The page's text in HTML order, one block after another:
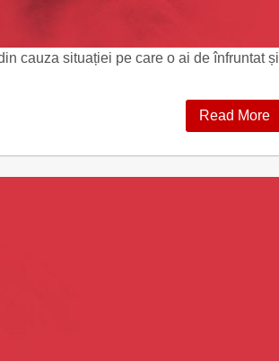
cauza situației pe care o ai de înfruntat și
Read More